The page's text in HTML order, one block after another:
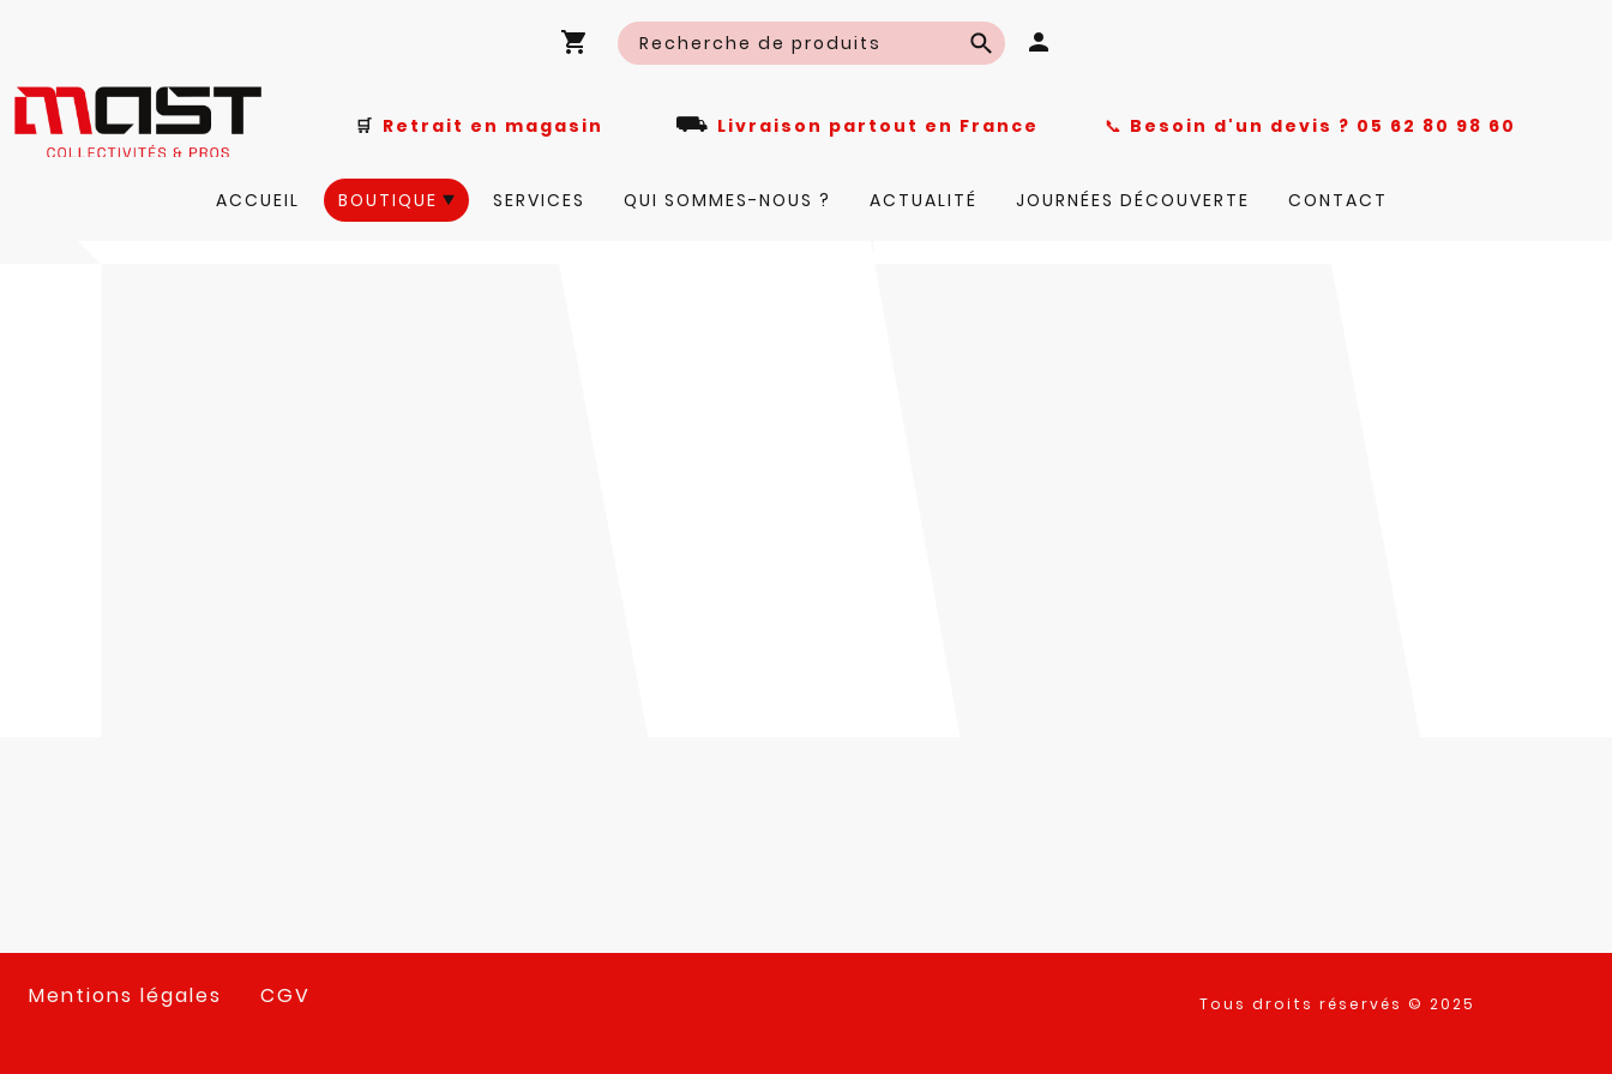
🛒 Retrait en magasin ⛟ Livraison partout en France 📞 Besoin d'un devis ? 05 62 80 98 60
ACCUEIL BOUTIQUE SERVICES QUI SOMMES-NOUS ? ACTUALITÉ JOURNÉES DÉCOUVERTE CONTACT
Mentions légales CGV Tous droits réservés © 2025